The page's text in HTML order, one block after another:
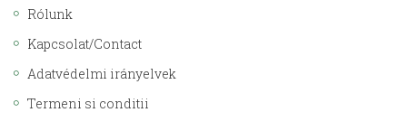
Rólunk
Kapcsolat/Contact
Adatvédelmi irányelvek
Termeni si conditii